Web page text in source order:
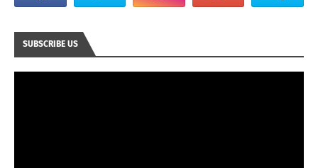
SUBSCRIBE US